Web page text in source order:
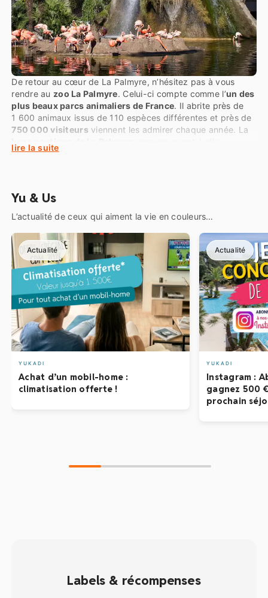
De retour au cœur de La Palmyre, n’hésitez pas à vous
rendre au zoo La Palmyre. Celui-ci compte comme l’un des
plus beaux parcs animaliers de France. Il abrite près de
1 600 animaux issus de 110 espèces différentes et près de
750 000 visiteurs viennent les admirer chaque année. La
différentes activités : de l’apprentissage de la voile au kite
lire la suite
Yu & Us
L’actualité de ceux qui aiment la vie en couleurs…
Actualité
YUKADI
Achat d’un mobil-home :
climatisation offerte !
Actualité
YUKADI
Instagram :
gagnez 500
prochain
Labels & récompenses